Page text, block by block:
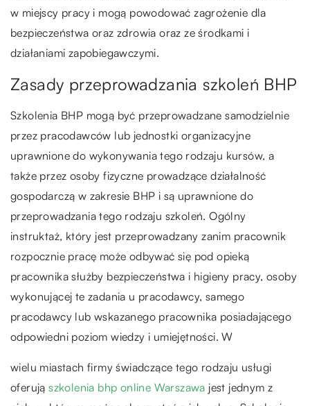
w miejscy pracy i mogą powodować zagrożenie dla
bezpieczeństwa oraz zdrowia oraz ze środkami i
działaniami zapobiegawczymi.
Zasady przeprowadzania szkoleń BHP
Szkolenia BHP mogą być przeprowadzane samodzielnie
przez pracodawców lub jednostki organizacyjne
uprawnione do wykonywania tego rodzaju kursów, a
także przez osoby fizyczne prowadzące działalność
gospodarczą w zakresie BHP i są uprawnione do
przeprowadzania tego rodzaju szkoleń. Ogólny
instruktaż, który jest przeprowadzany zanim pracownik
rozpocznie pracę może odbywać się pod opieką
pracownika służby bezpieczeństwa i higieny pracy, osoby
wykonującej te zadania u pracodawcy, samego
pracodawcy lub wskazanego pracownika posiadającego
odpowiedni poziom wiedzy i umiejętności. W
wielu miastach firmy świadczące tego rodzaju usługi
oferująszkolenia bhp online Warszawa jest jednym z